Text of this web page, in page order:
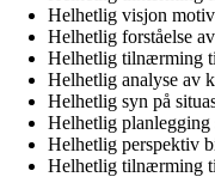
Helhetlig visjon
Helhetlig forståelse
Helhetlig tilnærming
Helhetlig analyse av
Helhetlig syn på
Helhetlig planlegging
Helhetlig perspektiv
Helhetlig tilnærming